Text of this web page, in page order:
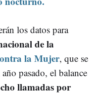
los datos para
de la
la Mujer, que se
pasado, el balance
llamadaspor